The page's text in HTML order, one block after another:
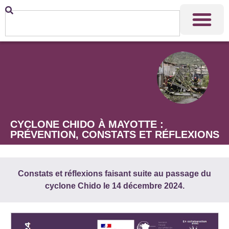
CYCLONE CHIDO À MAYOTTE :
PRÉVENTION, CONSTATS ET RÉFLEXIONS
Constats et réflexions faisant suite au passage du
cyclone Chido le 14 décembre 2024.